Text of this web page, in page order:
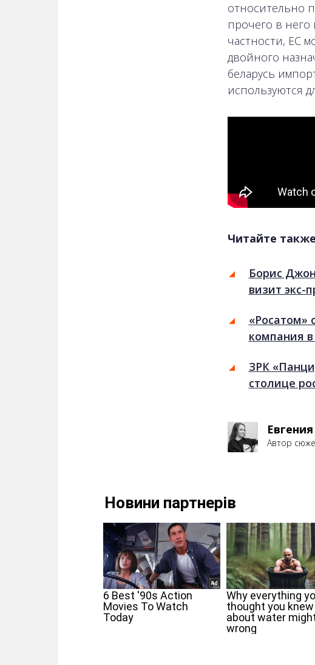
относительно
прочего в него
частности, ЕС
двойного
беларусь
используются
Читайте
Борис
визит экс-
«Росатом»
компания
ЗРК
столице
Автор